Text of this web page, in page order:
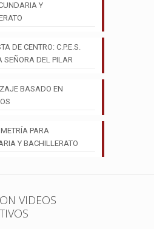
Y
DE CENTRO: C.P.E.S.
SEÑORA DEL PILAR
BASADO EN
PARA
Y BACHILLERATO
VIDEOS